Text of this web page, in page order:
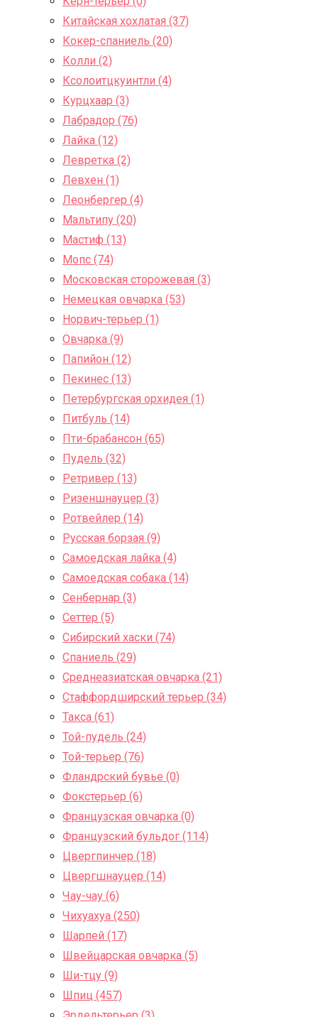
Китайская хохлатая (37)
Кокер-спаниель (20)
Колли (2)
Ксолоитцкуинтли (4)
Курцхаар (3)
Лабрадор (76)
Лайка (12)
Левретка (2)
Левхен (1)
Леонбергер (4)
Мальтипу (20)
Мастиф (13)
Мопс (74)
Московская сторожевая (3)
Немецкая овчарка (53)
Норвич-терьер (1)
Овчарка (9)
Папийон (12)
Пекинес (13)
Петербургская орхидея (1)
Питбуль (14)
Пти-брабансон (65)
Пудель (32)
Ретривер (13)
Ризеншнауцер (3)
Ротвейлер (14)
Русская борзая (9)
Самоедская лайка (4)
Самоедская собака (14)
Сенбернар (3)
Сеттер (5)
Сибирский хаски (74)
Спаниель (29)
Среднеазиатская овчарка (21)
Стаффордширский терьер (34)
Такса (61)
Той-пудель (24)
Той-терьер (76)
Фландрский бувье (0)
Фокстерьер (6)
Французская овчарка (0)
Французский бульдог (114)
Цвергпинчер (18)
Цвергшнауцер (14)
Чау-чау (6)
Чихуахуа (250)
Шарпей (17)
Швейцарская овчарка (5)
Ши-тцу (9)
Шпиц (457)